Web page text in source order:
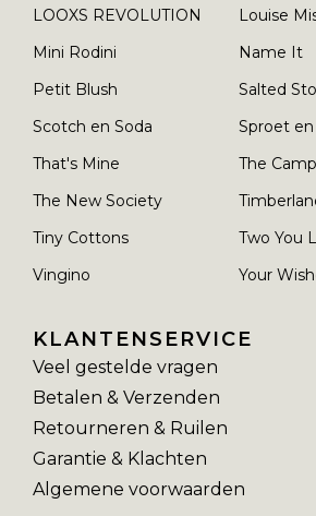
LOOXS REVOLUTION
Louise
Mini Rodini
Name It
Petit Blush
Salted
Scotch en Soda
Sproet
That's Mine
The
The New Society
Tiny Cottons
Two You
Vingino
Your
KLANTENSERVICE
Veel gestelde vragen
Betalen & Verzenden
Retourneren & Ruilen
Garantie & Klachten
Algemene voorwaarden